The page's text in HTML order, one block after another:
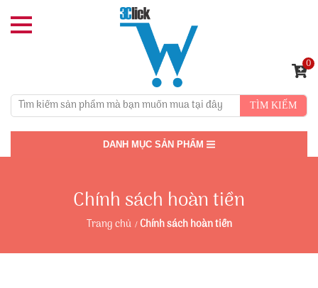
TÌM KIẾM
0
DANH MỤC SẢN PHẨM
Chính sách hoàn tiền
Trang chủ Chính sách hoàn tiền